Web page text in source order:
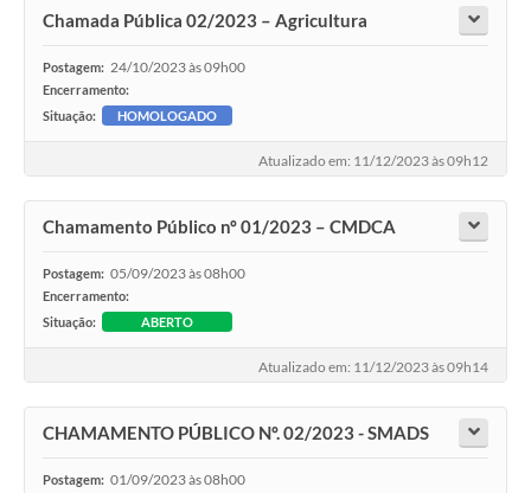
Chamada Pública 02/2023 – Agricultura
Postagem: 24/10/2023 às 09h00
Encerramento:
Situação:
HOMOLOGADO
Atualizado em: 11/12/2023 às 09h12
Chamamento Público nº 01/2023 – CMDCA
Postagem: 05/09/2023 às 08h00
Encerramento:
Situação:
ABERTO
Atualizado em: 11/12/2023 às 09h14
CHAMAMENTO PÚBLICO Nº. 02/2023 - SMADS
Postagem: 01/09/2023 às 08h00